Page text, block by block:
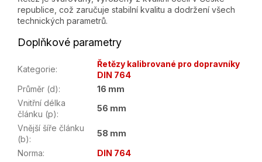
republice, což zaručuje stabilní kvalitu a dodržení všech
technických parametrů.
Doplňkové parametry
Kategorie:
Řetězy kalibrované pro dopravníky
DIN 764
Průměr (d):
16 mm
Vnitřní délka
článku (p):
56 mm
Vnější šíře článku
(b):
58 mm
Norma:
DIN 764